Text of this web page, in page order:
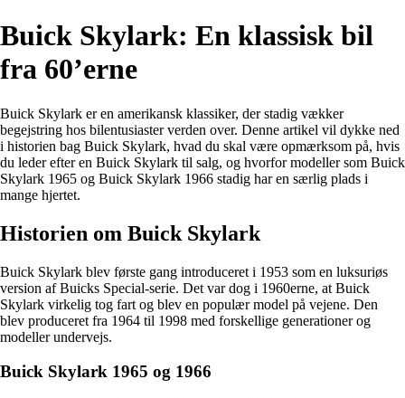
Buick Skylark: En klassisk bil
fra 60’erne
Buick Skylark er en amerikansk klassiker, der stadig vækker
begejstring hos bilentusiaster verden over. Denne artikel vil dykke ned
i historien bag Buick Skylark, hvad du skal være opmærksom på, hvis
du leder efter en Buick Skylark til salg, og hvorfor modeller som Buick
Skylark 1965 og Buick Skylark 1966 stadig har en særlig plads i
mange hjertet.
Historien om Buick Skylark
Buick Skylark blev første gang introduceret i 1953 som en luksuriøs
version af Buicks Special-serie. Det var dog i 1960erne, at Buick
Skylark virkelig tog fart og blev en populær model på vejene. Den
blev produceret fra 1964 til 1998 med forskellige generationer og
modeller undervejs.
Buick Skylark 1965 og 1966